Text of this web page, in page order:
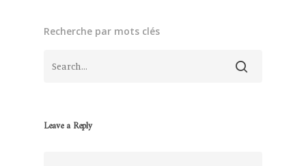
Recherche par mots clés
Leave a Reply